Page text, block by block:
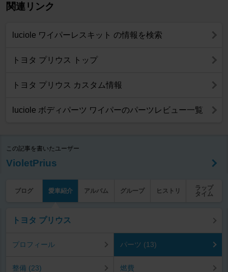
関連リンク
luciole ワイパーレスキット の情報を検索
トヨタ プリウス トップ
トヨタ プリウス カスタム情報
luciole ボディパーツ ワイパーのパーツレビュー一覧
この記事を書いたユーザー
VioletPrius
ブログ 愛車紹介 アルバム グループ ヒストリ
ラップ
タイム
トヨタ プリウス
プロフィール パーツ (13)
整備 (23) 燃費